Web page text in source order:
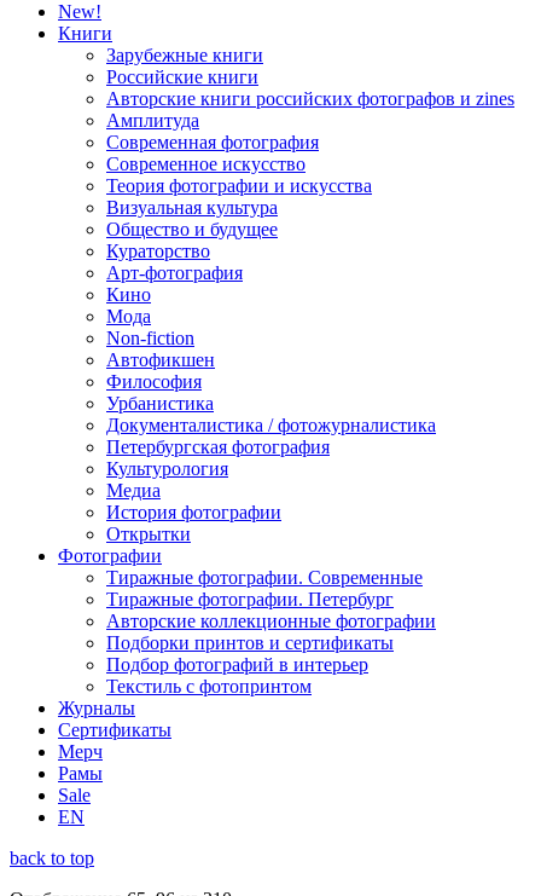
New!
Книги
Зарубежные книги
Российские книги
Авторские книги российских фотографов и zines
Амплитуда
Современная фотография
Современное искусство
Теория фотографии и искусства
Визуальная культура
Общество и будущее
Кураторство
Арт-фотография
Кино
Мода
Non-fiction
Автофикшен
Философия
Урбанистика
Документалистика / фотожурналистика
Петербургская фотография
Культурология
Медиа
История фотографии
Открытки
Фотографии
Тиражные фотографии. Современные
Тиражные фотографии. Петербург
Авторские коллекционные фотографии
Подборки принтов и сертификаты
Подбор фотографий в интерьер
Текстиль с фотопринтом
Журналы
Сертификаты
Мерч
Рамы
Sale
EN
back to top